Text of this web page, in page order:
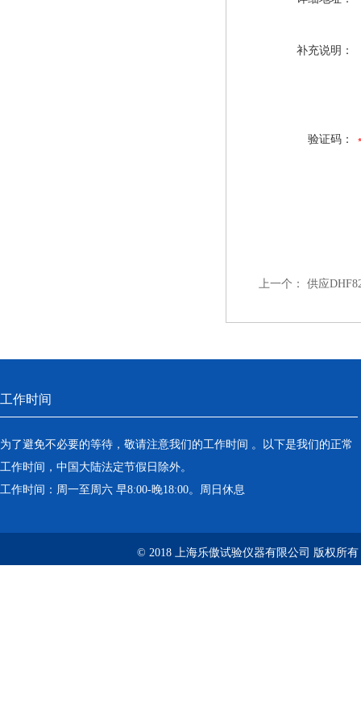
补充说明：
验证码：
上一个： 供应
工作时间
为了避免不必要的等待，敬请注意我们的工作时间 。以下是我们的正常
工作时间，中国大陆法定节假日除外。
工作时间：周一至周六 早8:00-晚18:00。周日休息
© 2018 上海乐傲试验仪器有限公司 版权所